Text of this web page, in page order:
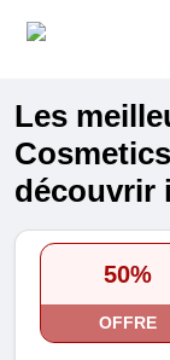
Les
découvrir
50%
OFFRE